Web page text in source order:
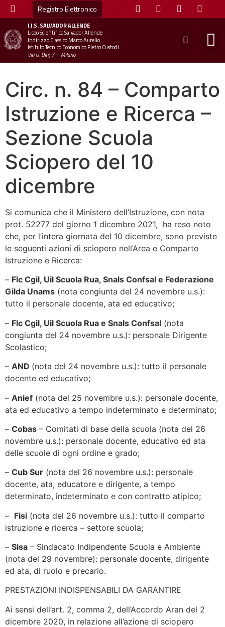
Registro Elettronico
I.I.S.SALVADOR ALLENDE
Liceo Scientifico Salvador Allende
Indirizzo Classico Marco Aurelio
Istituto Tecnico Economico Pietro Custodi
Via U. Dini, 7 – Milano
Circ. n. 84 – Comparto
Istruzione e Ricerca –
Sezione Scuola
Sciopero del 10
dicembre
Si comunica che il Ministero dell’Istruzione, con nota
prot. 52277 del giorno 1 dicembre 2021, ha reso noto
che, per l’intera giornata del 10 dicembre, sono previste
le seguenti azioni di sciopero nell’Area e Comparto
Istruzione e Ricerca:
– Flc Cgil, Uil Scuola Rua, Snals Confsal e Federazione
Gilda Unams (nota congiunta del 24 novembre u.s.):
tutto il personale docente, ata ed educativo;
– Flc Cgil, Uil Scuola Rua e Snals Confsal (nota
congiunta del 24 novembre u.s.): personale Dirigente
Scolastico;
– AND (nota del 24 novembre u.s.): tutto il personale
docente ed educativo;
– Anief (nota del 25 novembre u.s.): personale docente,
ata ed educativo a tempo indeterminato e determinato;
– Cobas – Comitati di base della scuola (nota del 26
novembre u.s.): personale docente, educativo ed ata
delle scuole di ogni ordine e grado;
– Cub Sur (nota del 26 novembre u.s.): personale
docente, ata, educatore e dirigente, a tempo
determinato, indeterminato e con contratto atipico;
– Fisi (nota del 26 novembre u.s.): tutto il comparto
istruzione e ricerca – settore scuola;
– Sisa – Sindacato Indipendente Scuola e Ambiente
(nota del 29 novembre): personale docente, dirigente
ed ata, di ruolo e precario.
PRESTAZIONI INDISPENSABILI DA GARANTIRE
Ai sensi dell’art. 2, comma 2, dell’Accordo Aran del 2
dicembre 2020, in relazione all’azione di sciopero